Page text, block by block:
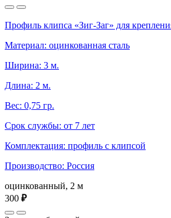
Профиль клипса «Зиг-Заг» для
Материал: оцинкованная сталь
Ширина: 3 м.
Длина: 2 м.
Вес: 0,75 гр.
Срок службы: от 7 лет
Комплектация: профиль с клипсой
Производство: Россия
оцинкованный, 2 м
300 ₽